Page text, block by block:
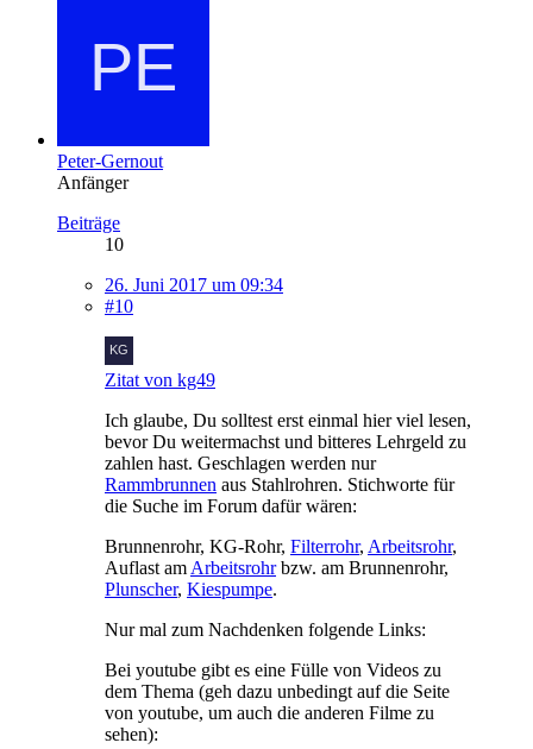
Peter-Gernout
Anfänger
Beiträge
10
26. Juni 2017 um 09:34
#10
Zitat von kg49
Ich glaube, Du solltest erst einmal hier viel lesen,
bevor Du weitermachst und bitteres Lehrgeld zu
zahlen hast. Geschlagen werden nur
Rammbrunnen aus Stahlrohren. Stichworte für
die Suche im Forum dafür wären:
Brunnenrohr, KG-Rohr, Filterrohr, Arbeitsrohr,
Auflast am Arbeitsrohrbzw. am Brunnenrohr,
Plunscher, Kiespumpe.
Nur mal zum Nachdenken folgende Links:
Bei youtube gibt es eine Fülle von Videos zu
dem Thema (geh dazu unbedingt auf die Seite
von youtube, um auch die anderen Filme zu
sehen):